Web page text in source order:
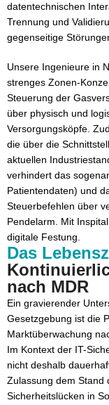
datentechnischen
Trennung und
gegenseitige
Unsere Ingenieure in
strenges Zonen-
Steuerung der
über physisch und
Versorgungsköpfe.
die über die
aktuellen
verhindert das
Patientendaten) und
Steuerbefehlen über
Pendelarm. Mit
digitale Festung.
Das
nach MDR
Ein gravierender
Gesetzgebung ist die
Marktüberwachung
Im Kontext der IT-
nicht deshalb
Zulassung dem Stand
Sicherheitslücken in